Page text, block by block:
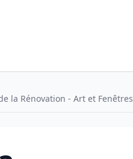
la Rénovation - Art et Fenêtres